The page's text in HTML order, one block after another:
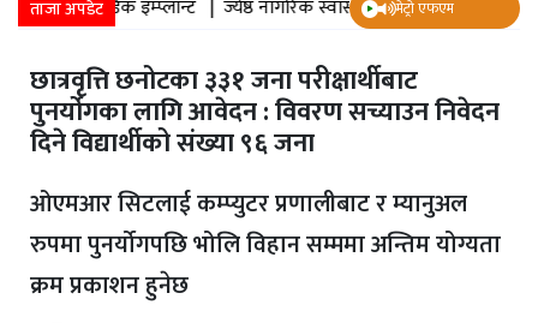
ताजा अपडेट
अर्थोपेडिक इम्प्लान्ट |ज्येष्ठ नागरिक स्वास्थ्य सर्वेक्षण |जमल डुवान |
मेट्रो एफएम
छात्रवृत्ति छनोटका ३३१ जना परीक्षार्थीबाट
पुनर्योगका लागि आवेदन : विवरण सच्याउन निवेदन
दिने विद्यार्थीको संख्या ९६ जना
ओएमआर सिटलाई कम्प्युटर प्रणालीबाट र म्यानुअल
रुपमा पुनर्योगपछि भोलि विहान सम्ममा अन्तिम योग्यता
क्रम प्रकाशन हुनेछ